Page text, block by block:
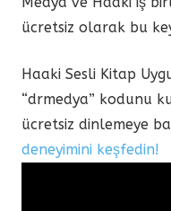
ücretsiz olarak bu
Haaki Sesli Kitap
“drmedya” kodunu
ücretsiz dinlemeye
deneyimini keşfedin!